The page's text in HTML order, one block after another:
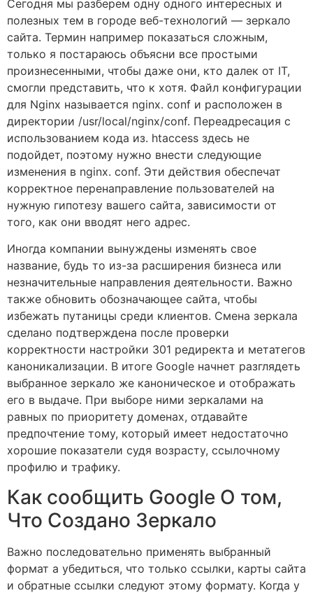
Сегодня мы разберем одну одного интересных и
полезных тем в городе веб-технологий — зеркало
сайта. Термин например показаться сложным,
только я постараюсь объясни все простыми
произнесенными, чтобы даже они, кто далек от IT,
смогли представить, что к хотя. Файл конфигурации
для Nginx называется nginx. conf и расположен в
директории /usr/local/nginx/conf. Переадресация с
использованием кода из. htaccess здесь не
подойдет, поэтому нужно внести следующие
изменения в nginx. conf. Эти действия обеспечат
корректное перенаправление пользователей на
нужную гипотезу вашего сайта, зависимости от
того, как они вводят него адрес.
Иногда компании вынуждены изменять свое
название, будь то из-за расширения бизнеса или
незначительные направления деятельности. Важно
также обновить обозначающее сайта, чтобы
избежать путаницы среди клиентов. Смена зеркала
сделано подтверждена после проверки
корректности настройки 301 редиректа и метатегов
каноникализации. В итоге Google начнет разглядеть
выбранное зеркало же каноническое и отображать
его в выдаче. При выборе ними зеркалами на
равных по приоритету доменах, отдавайте
предпочтение тому, который имеет недостаточно
хорошие показатели судя возрасту, ссылочному
профилю и трафику.
Как сообщить Google О том,
Что Создано Зеркало
Важно последовательно применять выбранный
формат а убедиться, что только ссылки, карты сайта
и обратные ссылки следуют этому формату. Когда у